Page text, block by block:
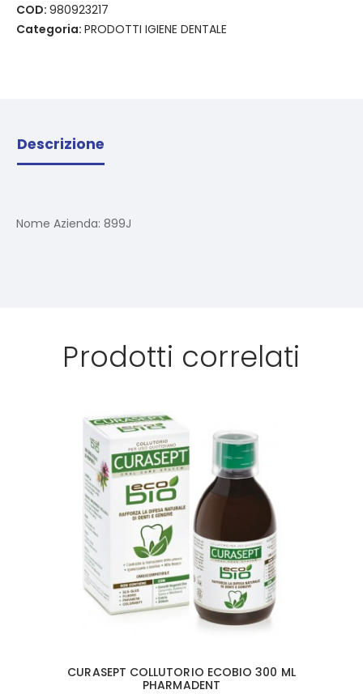
COD: 980923217
Categoria: PRODOTTI IGIENE DENTALE
Descrizione
Nome Azienda: 899J
Prodotti correlati
CURASEPT COLLUTORIO ECOBIO 300 ML
PHARMADENT